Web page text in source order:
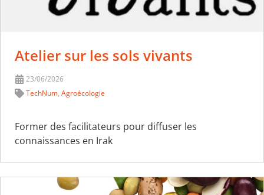
Atelier sur les sols vivants
23/06/2026
TechNum,Agroécologie
Former des facilitateurs pour diffuser les
connaissances en Irak